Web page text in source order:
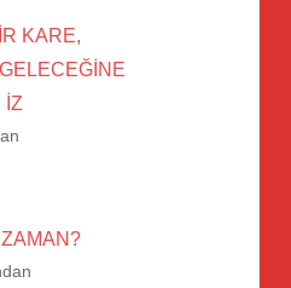
KARE,
İZ